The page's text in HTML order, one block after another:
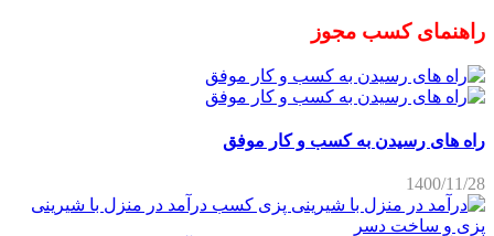
راهنمای کسب مجوز
راه های رسیدن به کسب و کار موفق
1400/11/28